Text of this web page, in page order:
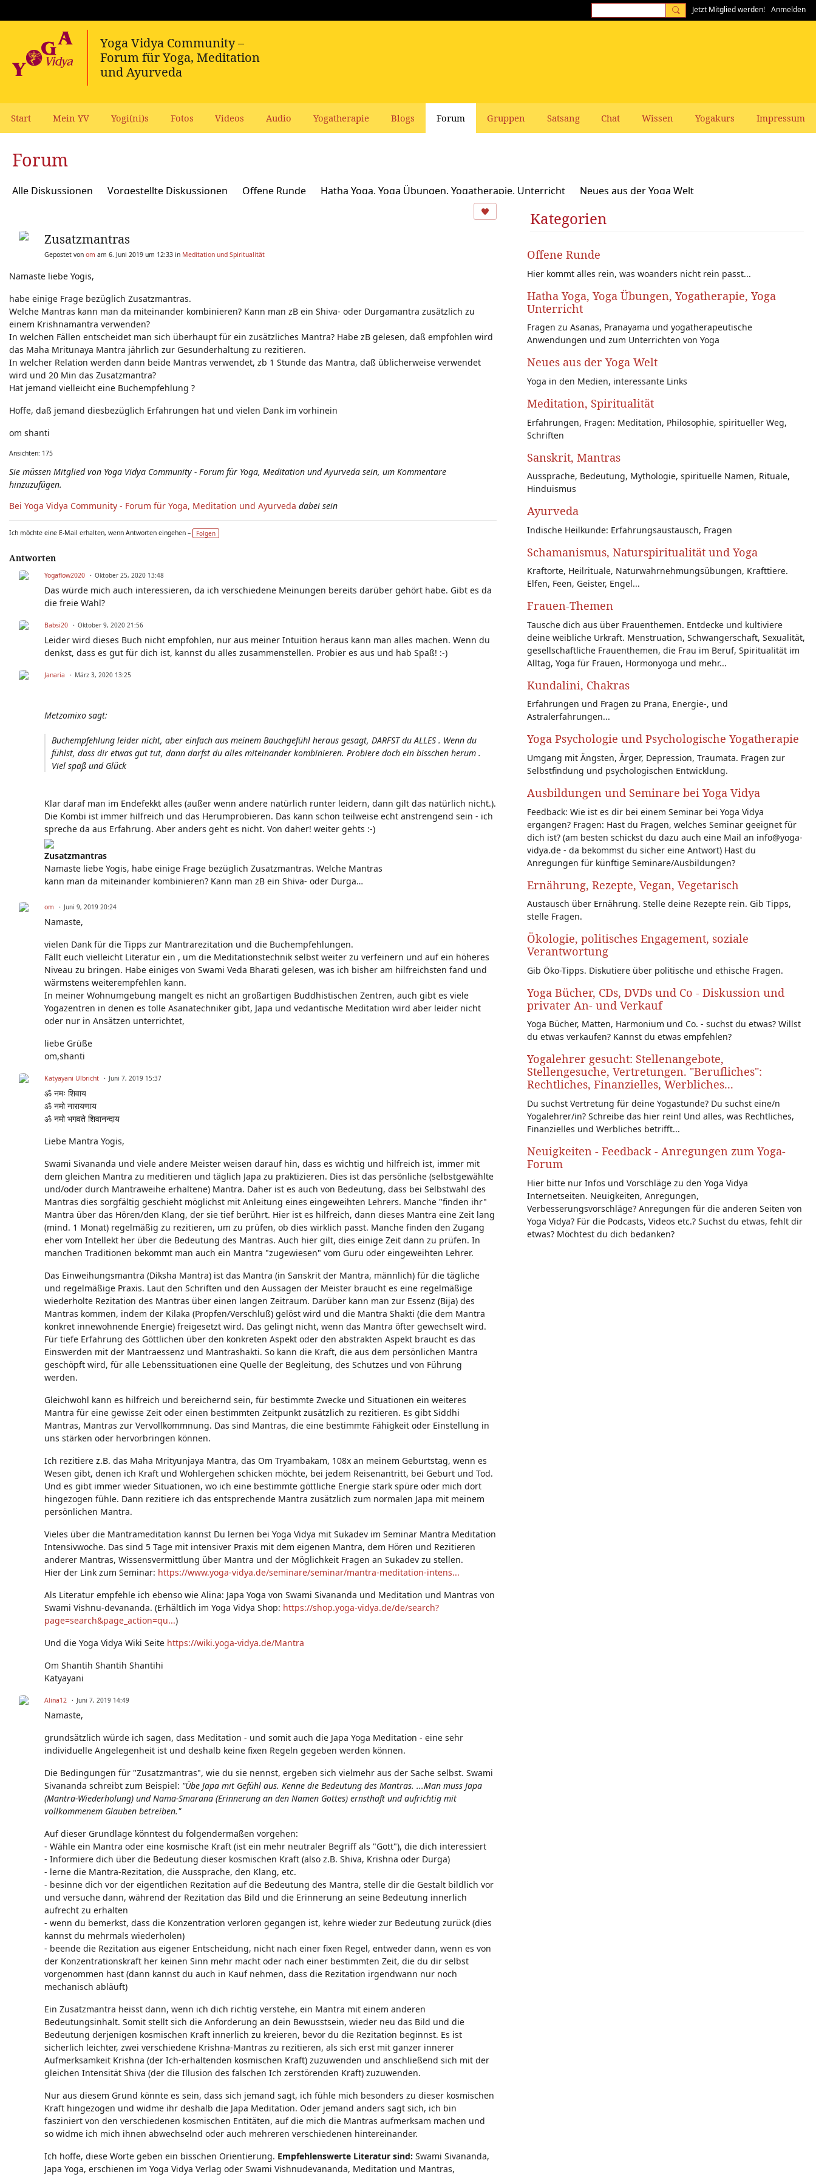
Jetzt Mitglied werden! Anmelden
Start Mein YV Yogi(ni)s Fotos Videos Audio Yogatherapie Blogs Forum Gruppen Satsang Chat Wissen Yogakurs Impressum
Forum
Alle Diskussionen Vorgestellte Diskussionen Offene Runde Hatha Yoga, Yoga Übungen, Yogatherapie, Unterricht
Neues aus der Yoga Welt
Schamanismus, Naturspiritualität und Yoga Frauen-Themen
Yoga Psychologie und Psychologische Yogatherapie
Zusatzmantras
Gepostet von om am 6. Juni 2019 um 12:33 in Meditation und Spiritualität
Namaste liebe Yogis,
habe einige Frage bezüglich Zusatzmantras.
Welche Mantras kann man da miteinander kombinieren? Kann man zB ein Shiva- oder Durgamantra zusätzlich zu
einem Krishnamantra verwenden?
In welchen Fällen entscheidet man sich überhaupt für ein zusätzliches Mantra? Habe zB gelesen, daß empfohlen wird
das Maha Mritunaya Mantra jährlich zur Gesunderhaltung zu rezitieren.
In welcher Relation werden dann beide Mantras verwendet, zb 1 Stunde das Mantra, daß üblicherweise verwendet
wird und 20 Min das Zusatzmantra?
Hat jemand vielleicht eine Buchempfehlung ?
Hoffe, daß jemand diesbezüglich Erfahrungen hat und vielen Dank im vorhinein
om shanti
Ansichten: 175
Sie müssen Mitglied von Yoga Vidya Community - Forum für Yoga, Meditation und Ayurveda sein, um Kommentare
hinzuzufügen.
Bei Yoga Vidya Community - Forum für Yoga, Meditation und Ayurveda dabei sein
Ich möchte eine E-Mail erhalten, wenn Antworten eingehen – Folgen
Antworten
Yogaflow2020 Oktober 25, 2020 13:48
Das würde mich auch interessieren, da ich verschiedene Meinungen bereits darüber gehört habe. Gibt es da
die freie Wahl?
Babsi20 Oktober 9, 2020 21:56
Leider wird dieses Buch nicht empfohlen, nur aus meiner Intuition heraus kann man alles machen. Wenn du
denkst, dass es gut für dich ist, kannst du alles zusammenstellen. Probier es aus und hab Spaß! :-)
Janaria März 3, 2020 13:25
Metzomixo sagt:
Buchempfehlung leider nicht, aber einfach aus meinem Bauchgefühl heraus gesagt, DARFST du ALLES . Wenn du
fühlst, dass dir etwas gut tut, dann darfst du alles miteinander kombinieren. Probiere doch ein bisschen herum .
Viel spaß und Glück
Klar daraf man im Endefekkt alles (außer wenn andere natürlich runter leidern, dann gilt das natürlich nicht.).
Die Kombi ist immer hilfreich und das Herumprobieren. Das kann schon teilweise echt anstrengend sein - ich
spreche da aus Erfahrung. Aber anders geht es nicht. Von daher! weiter gehts :-)
Zusatzmantras
Namaste liebe Yogis, habe einige Frage bezüglich Zusatzmantras. Welche Mantras
kann man da miteinander kombinieren? Kann man zB ein Shiva- oder Durga…
om Juni 9, 2019 20:24
Namaste,
vielen Dank für die Tipps zur Mantrarezitation und die Buchempfehlungen.
Fällt euch vielleicht Literatur ein , um die Meditationstechnik selbst weiter zu verfeinern und auf ein höheres
Niveau zu bringen. Habe einiges von Swami Veda Bharati gelesen, was ich bisher am hilfreichsten fand und
wärmstens weiterempfehlen kann.
In meiner Wohnumgebung mangelt es nicht an großartigen Buddhistischen Zentren, auch gibt es viele
Yogazentren in denen es tolle Asanatechniker gibt, Japa und vedantische Meditation wird aber leider nicht
oder nur in Ansätzen unterrichtet,
liebe Grüße
om,shanti
Katyayani Ulbricht Juni 7, 2019 15:37
ॐ नमः शिवाय
ॐ नमो नारायणाय
ॐ नमो भगवते शिवानन्दाय
Liebe Mantra Yogis,
Swami Sivananda und viele andere Meister weisen darauf hin, dass es wichtig und hilfreich ist, immer mit
dem gleichen Mantra zu meditieren und täglich Japa zu praktizieren. Dies ist das persönliche (selbstgewählte
und/oder durch Mantraweihe erhaltene) Mantra. Daher ist es auch von Bedeutung, dass bei Selbstwahl des
Mantras dies sorgfältig geschieht möglichst mit Anleitung eines eingeweihten Lehrers. Manche "finden ihr"
Mantra über das Hören/den Klang, der sie tief berührt. Hier ist es hilfreich, dann dieses Mantra eine Zeit lang
(mind. 1 Monat) regelmäßig zu rezitieren, um zu prüfen, ob dies wirklich passt. Manche finden den Zugang
eher vom Intellekt her über die Bedeutung des Mantras. Auch hier gilt, dies einige Zeit dann zu prüfen. In
manchen Traditionen bekommt man auch ein Mantra "zugewiesen" vom Guru oder eingeweihten Lehrer.
Das Einweihungsmantra (Diksha Mantra) ist das Mantra (in Sanskrit der Mantra, männlich) für die tägliche
und regelmäßige Praxis. Laut den Schriften und den Aussagen der Meister braucht es eine regelmäßige
wiederholte Rezitation des Mantras über einen langen Zeitraum. Darüber kann man zur Essenz (Bija) des
Mantras kommen, indem der Kilaka (Propfen/Verschluß) gelöst wird und die Mantra Shakti (die dem Mantra
konkret innewohnende Energie) freigesetzt wird. Das gelingt nicht, wenn das Mantra öfter gewechselt wird.
Für tiefe Erfahrung des Göttlichen über den konkreten Aspekt oder den abstrakten Aspekt braucht es das
Einswerden mit der Mantraessenz und Mantrashakti. So kann die Kraft, die aus dem persönlichen Mantra
geschöpft wird, für alle Lebenssituationen eine Quelle der Begleitung, des Schutzes und von Führung
werden.
Gleichwohl kann es hilfreich und bereichernd sein, für bestimmte Zwecke und Situationen ein weiteres
Mantra für eine gewisse Zeit oder einen bestimmten Zeitpunkt zusätzlich zu rezitieren. Es gibt Siddhi
Mantras, Mantras zur Vervollkommnung. Das sind Mantras, die eine bestimmte Fähigkeit oder Einstellung in
uns stärken oder hervorbringen können.
Ich rezitiere z.B. das Maha Mrityunjaya Mantra, das Om Tryambakam, 108x an meinem Geburtstag, wenn es
Wesen gibt, denen ich Kraft und Wohlergehen schicken möchte, bei jedem Reisenantritt, bei Geburt und Tod.
Und es gibt immer wieder Situationen, wo ich eine bestimmte göttliche Energie stark spüre oder mich dort
hingezogen fühle. Dann rezitiere ich das entsprechende Mantra zusätzlich zum normalen Japa mit meinem
persönlichen Mantra.
Vieles über die Mantrameditation kannst Du lernen bei Yoga Vidya mit Sukadev im Seminar Mantra Meditation
Intensivwoche. Das sind 5 Tage mit intensiver Praxis mit dem eigenen Mantra, dem Hören und Rezitieren
anderer Mantras, Wissensvermittlung über Mantra und der Möglichkeit Fragen an Sukadev zu stellen.
Hier der Link zum Seminar: https://www.yoga-vidya.de/seminare/seminar/mantra-meditation-intens...
Als Literatur empfehle ich ebenso wie Alina: Japa Yoga von Swami Sivananda und Meditation und Mantras von
Swami Vishnu-devananda. (Erhältlich im Yoga Vidya Shop: https://shop.yoga-vidya.de/de/search?
page=search&page_action=qu...)
Und die Yoga Vidya Wiki Seite https://wiki.yoga-vidya.de/Mantra
Om Shantih Shantih Shantihi
Katyayani
Alina12 Juni 7, 2019 14:49
Namaste,
grundsätzlich würde ich sagen, dass Meditation - und somit auch die Japa Yoga Meditation - eine sehr
individuelle Angelegenheit ist und deshalb keine fixen Regeln gegeben werden können.
Die Bedingungen für "Zusatzmantras", wie du sie nennst, ergeben sich vielmehr aus der Sache selbst. Swami
Sivananda schreibt zum Beispiel: "Übe Japa mit Gefühl aus. Kenne die Bedeutung des Mantras. ...Man muss Japa
(Mantra-Wiederholung) und Nama-Smarana (Erinnerung an den Namen Gottes) ernsthaft und aufrichtig mit
vollkommenem Glauben betreiben."
Auf dieser Grundlage könntest du folgendermaßen vorgehen:
- Wähle ein Mantra oder eine kosmische Kraft (ist ein mehr neutraler Begriff als "Gott"), die dich interessiert
- Informiere dich über die Bedeutung dieser kosmischen Kraft (also z.B. Shiva, Krishna oder Durga)
- lerne die Mantra-Rezitation, die Aussprache, den Klang, etc.
- besinne dich vor der eigentlichen Rezitation auf die Bedeutung des Mantra, stelle dir die Gestalt bildlich vor
und versuche dann, während der Rezitation das Bild und die Erinnerung an seine Bedeutung innerlich
aufrecht zu erhalten
- wenn du bemerkst, dass die Konzentration verloren gegangen ist, kehre wieder zur Bedeutung zurück (dies
kannst du mehrmals wiederholen)
- beende die Rezitation aus eigener Entscheidung, nicht nach einer fixen Regel, entweder dann, wenn es von
der Konzentrationskraft her keinen Sinn mehr macht oder nach einer bestimmten Zeit, die du dir selbst
vorgenommen hast (dann kannst du auch in Kauf nehmen, dass die Rezitation irgendwann nur noch
mechanisch abläuft)
Ein Zusatzmantra heisst dann, wenn ich dich richtig verstehe, ein Mantra mit einem anderen
Bedeutungsinhalt. Somit stellt sich die Anforderung an dein Bewusstsein, wieder neu das Bild und die
Bedeutung derjenigen kosmischen Kraft innerlich zu kreieren, bevor du die Rezitation beginnst. Es ist
sicherlich leichter, zwei verschiedene Krishna-Mantras zu rezitieren, als sich erst mit ganzer innerer
Aufmerksamkeit Krishna (der Ich-erhaltenden kosmischen Kraft) zuzuwenden und anschließend sich mit der
gleichen Intensität Shiva (der die Illusion des falschen Ich zerstörenden Kraft) zuzuwenden.
Nur aus diesem Grund könnte es sein, dass sich jemand sagt, ich fühle mich besonders zu dieser kosmischen
Kraft hingezogen und widme ihr deshalb die Japa Meditation. Oder jemand anders sagt sich, ich bin
fasziniert von den verschiedenen kosmischen Entitäten, auf die mich die Mantras aufmerksam machen und
so widme ich mich ihnen abwechselnd oder auch mehreren verschiedenen hintereinander.
Ich hoffe, diese Worte geben ein bisschen Orientierung. Empfehlenswerte Literatur sind: Swami Sivananda,
Japa Yoga, erschienen im Yoga Vidya Verlag oder Swami Vishnudevananda, Meditation und Mantras,
Kategorien
Offene Runde
Hier kommt alles rein, was woanders nicht rein passt...
Hatha Yoga, Yoga Übungen, Yogatherapie, Yoga
Unterricht
Fragen zu Asanas, Pranayama und yogatherapeutische
Anwendungen und zum Unterrichten von Yoga
Neues aus der Yoga Welt
Yoga in den Medien, interessante Links
Meditation, Spiritualität
Erfahrungen, Fragen: Meditation, Philosophie, spiritueller Weg,
Schriften
Sanskrit, Mantras
Aussprache, Bedeutung, Mythologie, spirituelle Namen, Rituale,
Hinduismus
Ayurveda
Indische Heilkunde: Erfahrungsaustausch, Fragen
Schamanismus, Naturspiritualität und Yoga
Kraftorte, Heilrituale, Naturwahrnehmungsübungen, Krafttiere.
Elfen, Feen, Geister, Engel...
Frauen-Themen
Tausche dich aus über Frauenthemen. Entdecke und kultiviere
deine weibliche Urkraft. Menstruation, Schwangerschaft, Sexualität,
gesellschaftliche Frauenthemen, die Frau im Beruf, Spiritualität im
Alltag, Yoga für Frauen, Hormonyoga und mehr...
Kundalini, Chakras
Erfahrungen und Fragen zu Prana, Energie-, und
Astralerfahrungen...
Yoga Psychologie und Psychologische Yogatherapie
Umgang mit Ängsten, Ärger, Depression, Traumata. Fragen zur
Selbstfindung und psychologischen Entwicklung.
Ausbildungen und Seminare bei Yoga Vidya
Feedback: Wie ist es dir bei einem Seminar bei Yoga Vidya
ergangen? Fragen: Hast du Fragen, welches Seminar geeignet für
dich ist? (am besten schickst du dazu auch eine Mail an info@yoga-
vidya.de - da bekommst du sicher eine Antwort) Hast du
Anregungen für künftige Seminare/Ausbildungen?
Ernährung, Rezepte, Vegan, Vegetarisch
Austausch über Ernährung. Stelle deine Rezepte rein. Gib Tipps,
stelle Fragen.
Ökologie, politisches Engagement, soziale
Verantwortung
Gib Öko-Tipps. Diskutiere über politische und ethische Fragen.
Yoga Bücher, CDs, DVDs und Co - Diskussion und
privater An- und Verkauf
Yoga Bücher, Matten, Harmonium und Co. - suchst du etwas? Willst
du etwas verkaufen? Kannst du etwas empfehlen?
Yogalehrer gesucht: Stellenangebote,
Stellengesuche, Vertretungen. "Berufliches":
Rechtliches, Finanzielles, Werbliches...
Du suchst Vertretung für deine Yogastunde? Du suchst eine/n
Yogalehrer/in? Schreibe das hier rein! Und alles, was Rechtliches,
Finanzielles und Werbliches betrifft...
Neuigkeiten - Feedback - Anregungen zum Yoga-
Forum
Hier bitte nur Infos und Vorschläge zu den Yoga Vidya
Internetseiten. Neuigkeiten, Anregungen,
Verbesserungsvorschläge? Anregungen für die anderen Seiten von
Yoga Vidya? Für die Podcasts, Videos etc.? Suchst du etwas, fehlt dir
etwas? Möchtest du dich bedanken?